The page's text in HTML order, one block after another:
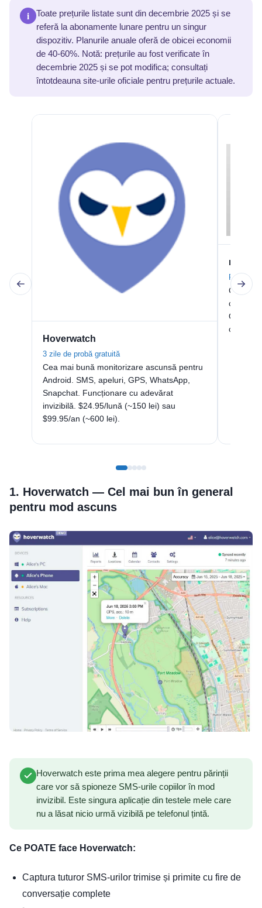
i
Toate prețurile listate sunt din decembrie 2025 și se
referă la abonamente lunare pentru un singur
dispozitiv. Planurile anuale oferă de obicei economii
de 40-60%. Notă: prețurile au fost verificate în
decembrie 2025 și se pot modifica; consultați
întotdeauna site-urile oficiale pentru prețurile actuale.
Hoverwatch
3 zile de probă gratuită
Cea mai bună monitorizare ascunsă pentru
Android. SMS, apeluri, GPS, WhatsApp,
Snapchat. Funcționare cu adevărat
invizibilă. $24.95/lună (~150 lei) sau
$99.95/an (~600 lei).
mSpy
Fără
Cele
cuvinte
Opțiune
1. Hoverwatch — Cel mai bun în general
pentru mod ascuns
Hoverwatch este prima mea alegere pentru părinții
care vor să spioneze SMS-urile copiilor în mod
invizibil. Este singura aplicație din testele mele care
nu a lăsat nicio urmă vizibilă pe telefonul țintă.
Ce POATE face Hoverwatch:
Captura tuturor SMS-urilor trimise și primite cu fire de
conversație complete